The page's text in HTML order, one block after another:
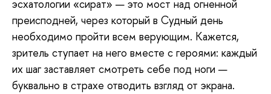
эсхатологии «сират» — это мост над огненной
преисподней, через который в Судный день
необходимо пройти всем верующим. Кажется,
зритель ступает на него вместе с героями: каждый
их шаг заставляет смотреть себе под ноги —
буквально в страхе отводить взгляд от экрана.